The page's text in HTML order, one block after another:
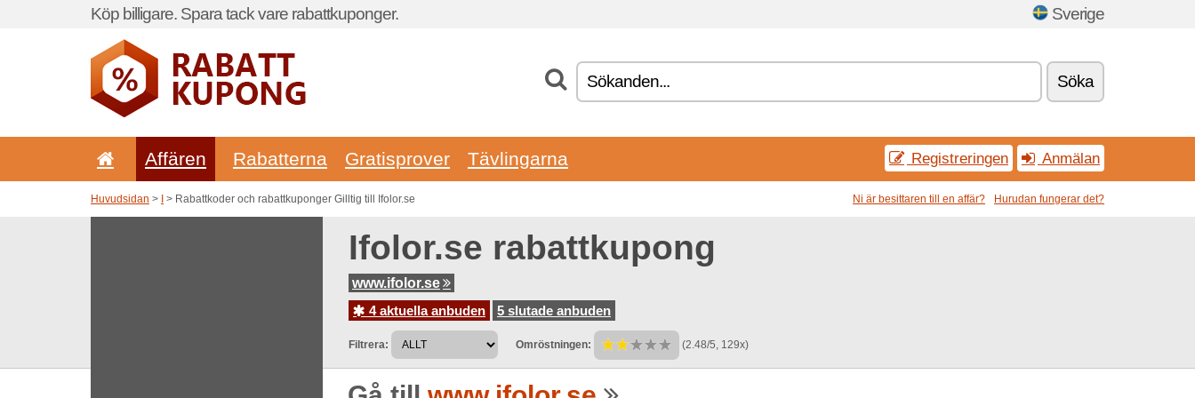
Köp billigare. Spara tack vare rabattkuponger. Sverige
Söka
Affären Rabatterna Gratisprover Tävlingarna Registreringen Anmälan
Huvudsidan > > Rabattkoder och rabattkuponger Gilltig till Ifolor.se Ni är besittaren till en affär? Hurudan fungerar det?
Ifolor.se rabattkupong
www.ifolor.se
4 aktuella anbuden
5 slutade anbuden
Filtrera: Omröstningen: (2.48/5, 129x)